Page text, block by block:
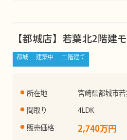
【都城店】若葉北2階建
都城 建築中 二階建て
所在地 宮崎県都城市
間取り 4LDK
販売価格 2,740万円